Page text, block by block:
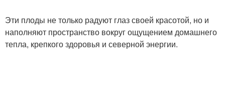
Эти плоды не только радуют глаз своей красотой, но и
наполняют пространство вокруг ощущением домашнего
тепла, крепкого здоровья и северной энергии.